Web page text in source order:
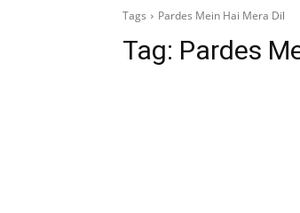
Tags Pardes Mein Hai Mera Dil
Tag: Pardes